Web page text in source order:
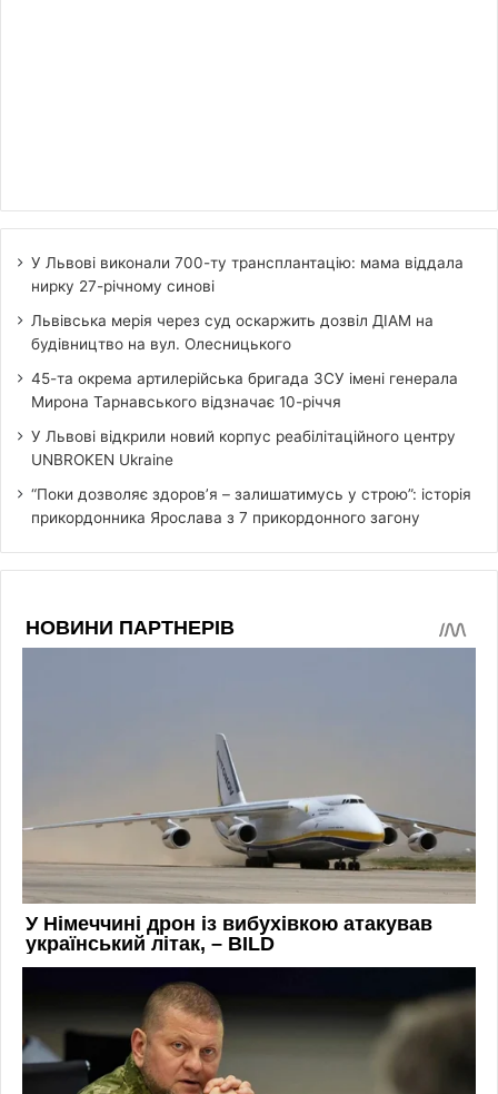
У Львові виконали 700-ту трансплантацію: мама віддала
нирку 27-річному синові
Львівська мерія через суд оскаржить дозвіл ДІАМ на
будівництво на вул. Олесницького
45-та окрема артилерійська бригада ЗСУ імені генерала
Мирона Тарнавського відзначає 10-річчя
У Львові відкрили новий корпус реабілітаційного центру
UNBROKEN Ukraine
“Поки дозволяє здоров’я – залишатимусь у строю”: історія
прикордонника Ярослава з 7 прикордонного загону